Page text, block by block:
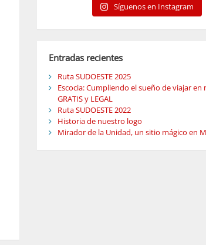
Síguenos en Instagram
Entradas recientes
Ruta SUDOESTE 2025
Escocia: Cumpliendo el sueño de viajar en
GRATIS y LEGAL
Ruta SUDOESTE 2022
Historia de nuestro logo
Mirador de la Unidad, un sitio mágico en